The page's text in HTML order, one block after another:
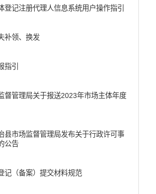
息公开
服务质量信息公开
息公开
域信息公开
开
城
开
登记注册代理人信息系统用户操作指引
补领、换发
指引
督管理局关于报送2023年市场主体年度
县市场监督管理局发布关于行政许可事
公告
记（备案）提交材料规范